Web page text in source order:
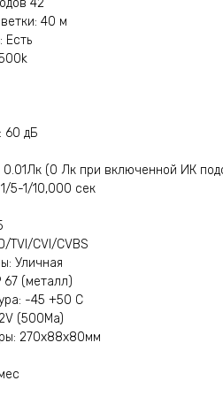
42
40 м
Есть
60 дБ
0.01Лк (0 Лк при включенной ИК
5-1/10,000 сек
TVI/CVI/CVBS
Уличная
67 (металл)
-45 +50 С
(500Ma)
270х88х80мм